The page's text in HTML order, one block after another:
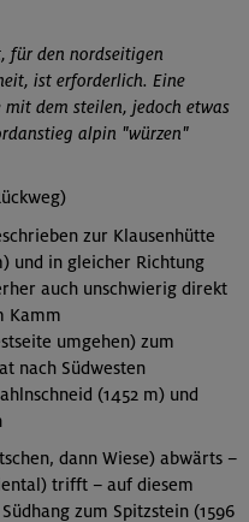
für den nordseitigen
ist erforderlich. Eine
dem steilen, jedoch etwas
alpin "würzen"
zur Klausenhütte
und in gleicher Richtung
auch unschwierig direkt
Kamm
umgehen) zum
nach Südwesten
(1452 m) und
dann Wiese) abwärts –
trifft – auf diesem
zum Spitzstein (1596